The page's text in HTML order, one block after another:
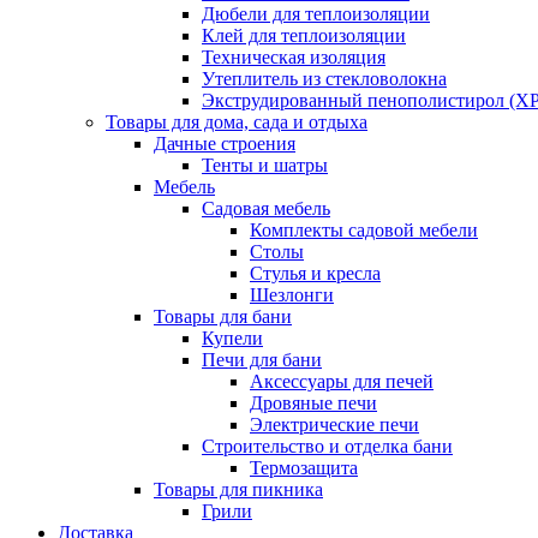
Дюбели для теплоизоляции
Клей для теплоизоляции
Техническая изоляция
Утеплитель из стекловолокна
Экструдированный пенополистирол
Товары для дома, сада и отдыха
Дачные строения
Тенты и шатры
Мебель
Садовая мебель
Комплекты садовой мебели
Столы
Стулья и кресла
Шезлонги
Товары для бани
Купели
Печи для бани
Аксессуары для печей
Дровяные печи
Электрические печи
Строительство и отделка бани
Термозащита
Товары для пикника
Грили
Доставка